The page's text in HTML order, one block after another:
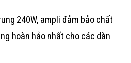
240W, ampli đảm bảo chất
hoàn hảo nhất cho các dàn